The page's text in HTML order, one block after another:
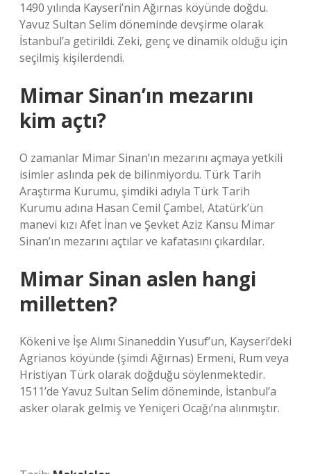
1490 yılında Kayseri’nin Ağırnas köyünde doğdu.
Yavuz Sultan Selim döneminde devşirme olarak
İstanbul’a getirildi. Zeki, genç ve dinamik olduğu için
seçilmiş kişilerdendi.
Mimar Sinan’ın mezarını
kim açtı?
O zamanlar Mimar Sinan’ın mezarını açmaya yetkili
isimler aslında pek de bilinmiyordu. Türk Tarih
Araştırma Kurumu, şimdiki adıyla Türk Tarih
Kurumu adına Hasan Cemil Çambel, Atatürk’ün
manevi kızı Afet İnan ve Şevket Aziz Kansu Mimar
Sinan’ın mezarını açtılar ve kafatasını çıkardılar.
Mimar Sinan aslen hangi
milletten?
Kökeni ve İşe Alımı Sinaneddin Yusuf’un, Kayseri’deki
Agrianos köyünde (şimdi Ağırnas) Ermeni, Rum veya
Hristiyan Türk olarak doğduğu söylenmektedir.
1511’de Yavuz Sultan Selim döneminde, İstanbul’a
asker olarak gelmiş ve Yeniçeri Ocağı’na alınmıştır.